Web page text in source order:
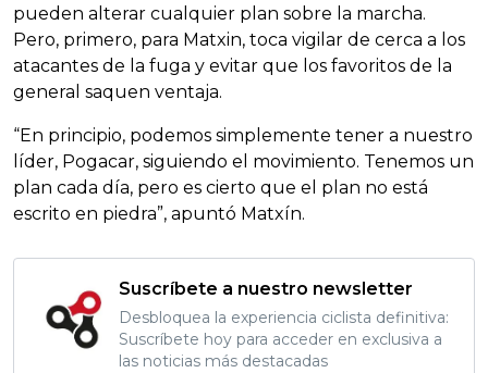
pueden alterar cualquier plan sobre la marcha.
Pero, primero, para Matxin, toca vigilar de cerca a los
atacantes de la fuga y evitar que los favoritos de la
general saquen ventaja.
“En principio, podemos simplemente tener a nuestro
líder, Pogacar, siguiendo el movimiento. Tenemos un
plan cada día, pero es cierto que el plan no está
escrito en piedra”, apuntó Matxín.
Suscríbete a nuestro newsletter
Desbloquea la experiencia ciclista definitiva:
Suscríbete hoy para acceder en exclusiva a
las noticias más destacadas